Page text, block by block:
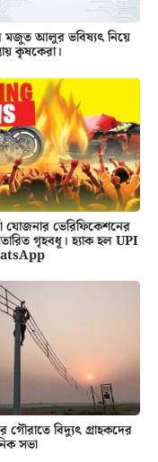
মজুত আলুর ভবিষ্যৎ নিয়ে
কৃষকেরা।
যোজনার ভেরিফিকেশনের
গৃহবধূ। হ্যাক হল UPI
গৌরাতে বিদ্যুৎ গ্রাহকদের
সভা